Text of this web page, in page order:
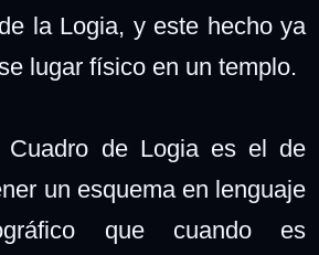
la Logia, y este hecho ya
lugar físico en un templo.
Cuadro de Logia es el de
un esquema en lenguaje
que cuando es